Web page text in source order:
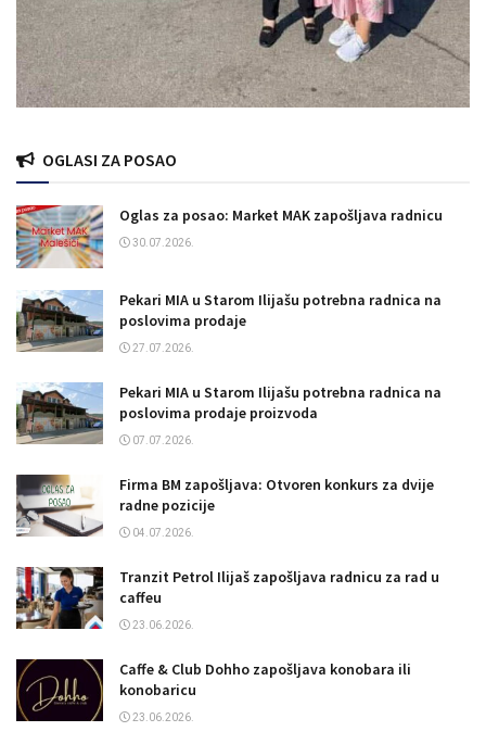
OGLASI ZA POSAO
Oglas za posao: Market MAK zapošljava radnicu
30.07.2026.
Pekari MIA u Starom Ilijašu potrebna radnica na
poslovima prodaje
27.07.2026.
Pekari MIA u Starom Ilijašu potrebna radnica na
poslovima prodaje proizvoda
07.07.2026.
Firma BM zapošljava: Otvoren konkurs za dvije
radne pozicije
04.07.2026.
Tranzit Petrol Ilijaš zapošljava radnicu za rad u
caffeu
23.06.2026.
Caffe & Club Dohho zapošljava konobara ili
konobaricu
23.06.2026.